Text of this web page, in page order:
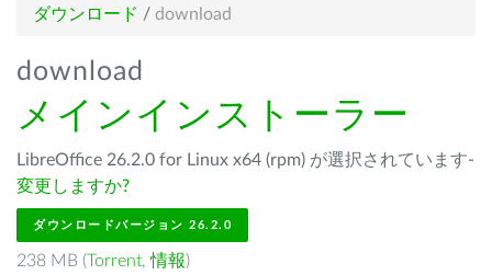
ダウンロード / download
download
メインインストーラー
LibreOffice 26.2.0 for Linux x64 (rpm) が選択されています-
変更しますか?
ダウンロードバージョン 26.2.0
238 MB (Torrent,情報)